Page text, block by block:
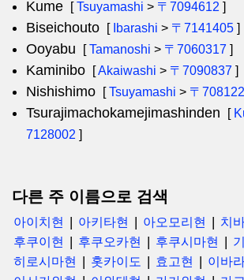
Kume [Tsuyamashi > 〒7094612 ]
Biseichouto [ Ibarashi > 〒7141405 ]
Ooyabu [Tamanoshi > 〒7060317 ]
Kaminibo [Akaiwashi > 〒7090837 ]
Nishishimo [Tsuyamashi > 〒
Tsurajimachokamejimashinden [
7128002 ]
다른 주 이름으로 검색
아이치현 아키타현 아오모리현 치
후쿠이현
후쿠오카현 후쿠시마현
히로시마현
홋카이도 효고현
이바